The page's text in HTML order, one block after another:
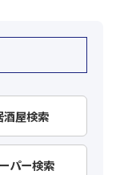
酒屋検索
パー検索